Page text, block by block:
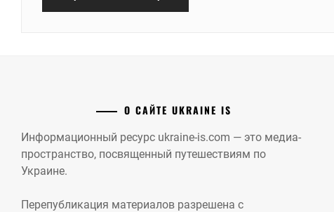
О САЙТЕ UKRAINE IS
Информационный ресурс ukraine-is.com — это медиа-
пространство, посвященный путешествиям по
Украине.
Перепубликация материалов разрешена с